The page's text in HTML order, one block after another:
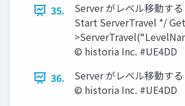
35.
Server がレベル移動す
Start ServerTravel */
© historia Inc. #UE4DD
36.
Server がレベル移動す
© historia Inc. #UE4DD